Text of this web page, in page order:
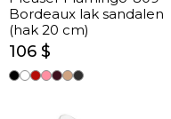
Bordeaux lak sandalen
(hak 20 cm)
106 $